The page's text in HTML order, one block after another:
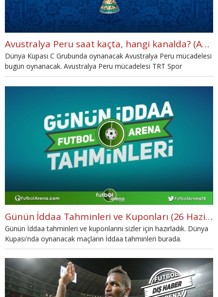
Avustralya Peru saat kaçta, hangi kanalda? (Avustralya Peru TRT Spor canlı şifresiz İZLE)
Dünya Kupası C Grubunda oynanacak Avustralya Peru mücadelesi
bugün oynanacak. Avustralya Peru mücadelesi TRT Spor
ekranlarınan canlı yayınlanacak. Avustralya Peru mücadelesi ile ilgili
tüm gelişmeler haberimizde.
Günün İddaa Tahminleri ve Kuponları (26 Haziran 2018)
Günün İddaa tahminleri ve kuponlarını sizler için hazırladık. Dünya
Kupası'nda oynanacak maçların İddaa tahminleri burada.